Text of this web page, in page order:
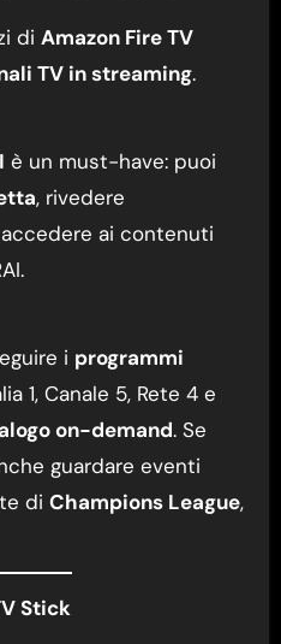
di Amazon Fire TV
TV in streaming.
è un must-have: puoi
, rivedere
ai contenuti
i programmi
1, Canale 5, Rete 4 e
on-demand. Se
guardare eventi
di Champions League,
Stick